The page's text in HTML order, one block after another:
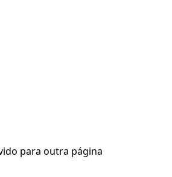
para outra página